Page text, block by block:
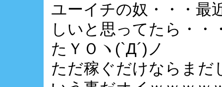
ユーイチの奴・・・最
しいと思ってたら・
たＹＯヽ(`Д´)ノ
ただ稼ぐだけならまだ